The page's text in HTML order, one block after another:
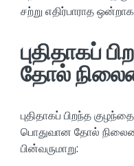
சற்று எதிர்பாராத
புதிதாகப்
தோல்
புதிதாகப் பிறந்த
பொதுவான தோல்
பின்வருமாறு: